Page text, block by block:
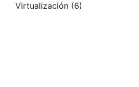
Virtualización (6)